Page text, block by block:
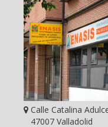
Calle Catalina
47007 Valladolid